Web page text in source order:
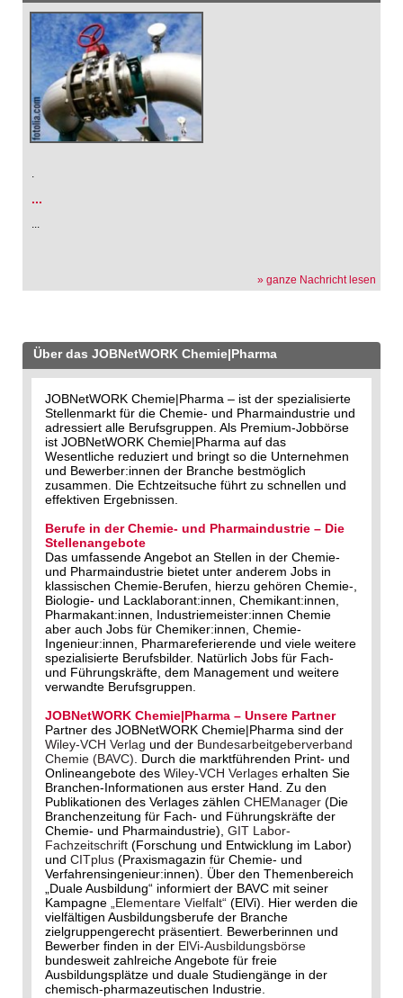
.
...
...
» ganze Nachricht lesen
Über das JOBNetWORK Chemie|Pharma
JOBNetWORK Chemie|Pharma – ist der spezialisierte
Stellenmarkt für die Chemie- und Pharmaindustrie und
adressiert alle Berufsgruppen. Als Premium-Jobbörse
ist JOBNetWORK Chemie|Pharma auf das
Wesentliche reduziert und bringt so die Unternehmen
und Bewerber:innen der Branche bestmöglich
zusammen. Die Echtzeitsuche führt zu schnellen und
effektiven Ergebnissen.
Berufe in der Chemie- und Pharmaindustrie – Die
Stellenangebote
Das umfassende Angebot an Stellen in der Chemie-
und Pharmaindustrie bietet unter anderem Jobs in
klassischen Chemie-Berufen, hierzu gehören Chemie-,
Biologie- und Lacklaborant:innen, Chemikant:innen,
Pharmakant:innen, Industriemeister:innen Chemie
aber auch Jobs für Chemiker:innen, Chemie-
Ingenieur:innen, Pharmareferierende und viele weitere
spezialisierte Berufsbilder. Natürlich Jobs für Fach-
und Führungskräfte, dem Management und weitere
verwandte Berufsgruppen.
JOBNetWORK Chemie|Pharma – Unsere Partner
Partner des JOBNetWORK Chemie|Pharma sind der
Wiley-VCH Verlag und der Bundesarbeitgeberverband
Chemie (BAVC). Durch die marktführenden Print- und
Onlineangebote des Wiley-VCH Verlages erhalten Sie
Branchen-Informationen aus erster Hand. Zu den
Publikationen des Verlages zählen CHEManager (Die
Branchenzeitung für Fach- und Führungskräfte der
Chemie- und Pharmaindustrie), GIT Labor-
Fachzeitschrift (Forschung und Entwicklung im Labor)
und CITplus (Praxismagazin für Chemie- und
Verfahrensingenieur:innen). Über den Themenbereich
„Duale Ausbildung“ informiert der BAVC mit seiner
Kampagne „Elementare Vielfalt“ (ElVi). Hier werden die
vielfältigen Ausbildungsberufe der Branche
zielgruppengerecht präsentiert. Bewerberinnen und
Bewerber finden in der ElVi-Ausbildungsbörse
bundesweit zahlreiche Angebote für freie
Ausbildungsplätze und duale Studiengänge in der
chemisch-pharmazeutischen Industrie.